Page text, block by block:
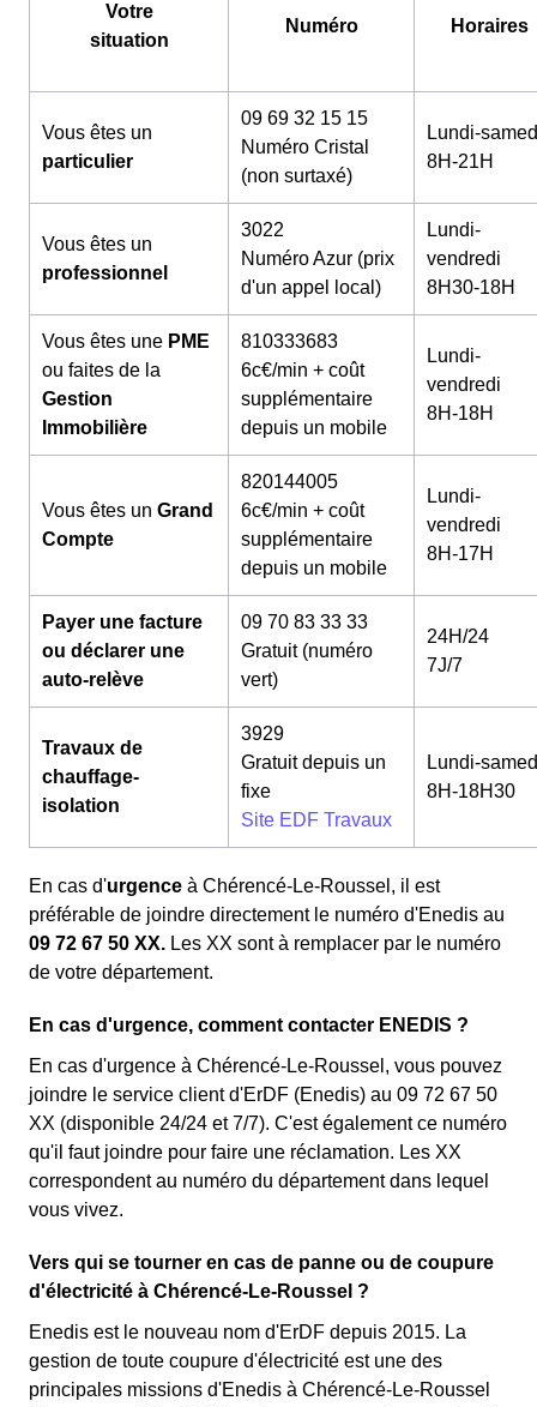
Votre
situation
Numéro Horaires
Vous êtes un
particulier
09 69 32 15 15
Numéro Cristal
(non surtaxé)
Lundi-
8H-21H
Vous êtes un
professionnel
3022
Numéro Azur (prix
d'un appel local)
Lundi-
vendredi
8H30-18H
Vous êtes une PME
ou faites de la
Gestion
Immobilière
810333683
6c€/min + coût
supplémentaire
depuis un mobile
Lundi-
vendredi
8H-18H
Vous êtes un Grand
Compte
820144005
6c€/min + coût
supplémentaire
depuis un mobile
Lundi-
vendredi
8H-17H
Payer une facture
ou déclarer une
auto-relève
09 70 83 33 33
Gratuit (numéro
vert)
24H/24
7J/7
Travaux de
chauffage-
isolation
3929
Gratuit depuis un
fixe
Site EDF Travaux
Lundi-
8H-18H30
En cas d'urgence à Chérencé-Le-Roussel, il est
préférable de joindre directement le numéro d'Enedis au
09 72 67 50 XX. Les XX sont à remplacer par le numéro
de votre département.
En cas d'urgence, comment contacter ENEDIS ?
En cas d'urgence à Chérencé-Le-Roussel, vous pouvez
joindre le service client d'ErDF (Enedis) au 09 72 67 50
XX (disponible 24/24 et 7/7). C'est également ce numéro
qu'il faut joindre pour faire une réclamation. Les XX
correspondent au numéro du département dans lequel
vous vivez.
Vers qui se tourner en cas de panne ou de coupure
d'électricité à Chérencé-Le-Roussel ?
Enedis est le nouveau nom d'ErDF depuis 2015. La
gestion de toute coupure d'électricité est une des
principales missions d'Enedis à Chérencé-Le-Roussel